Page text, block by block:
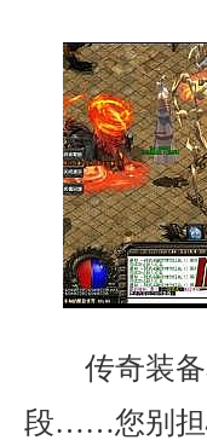
传奇装
段……您别担